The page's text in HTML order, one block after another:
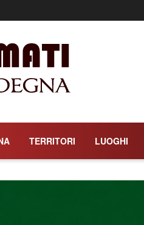
TERRITORI LUOGHI